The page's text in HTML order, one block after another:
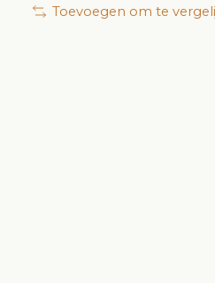
Toevoegen om te